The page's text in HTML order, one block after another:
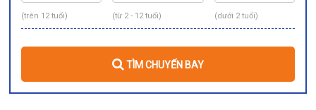
(trên 12 tuổi) (từ 2 - 12 tuổi) (dưới 2 tuổi)
TÌM CHUYẾN BAY